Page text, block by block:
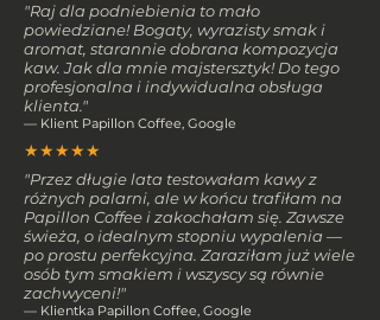
"Raj dla podniebienia to mało
powiedziane! Bogaty, wyrazisty smak i
aromat, starannie dobrana kompozycja
kaw. Jak dla mnie majstersztyk! Do tego
profesjonalna i indywidualna obsługa
klienta."
— Klient Papillon Coffee, Google
★★★★★
"Przez długie lata testowałam kawy z
różnych palarni, ale w końcu trafiłam na
Papillon Coffee i zakochałam się. Zawsze
świeża, o idealnym stopniu wypalenia —
po prostu perfekcyjna. Zaraziłam już wiele
osób tym smakiem i wszyscy są równie
zachwyceni!"
— Klientka Papillon Coffee, Google